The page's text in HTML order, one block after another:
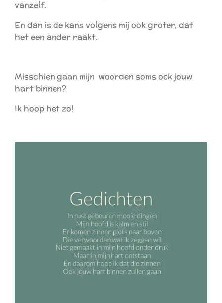
vanzelf.
En dan is de kans volgens mij ook groter, dat
het een ander raakt.
Misschien gaan mijn woorden soms ook jouw
hart binnen?
Ik hoop het zo!